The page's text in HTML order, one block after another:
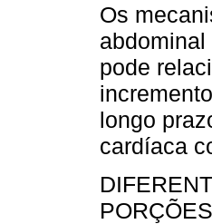
Os
pode
longo
cardíaca